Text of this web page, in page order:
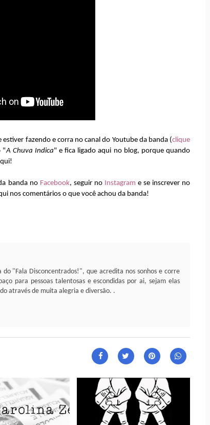
fazendo e corra no canal do Youtube da banda (clique
"A Chuva Indica" e fica ligado aqui no blog, porque quando
banda no Facebook, seguir no Instagram e se inscrever no
nos comentários o que você achou da banda!
"Fala Disconcentrados!", que acredita nos sonhos e corre
para pessoas talentosas e escondidas por ai, sejam elas
através de muita alegria e diversão. .